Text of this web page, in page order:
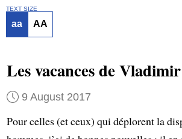
TEXT SIZE
aa AA
Les vacances de
9 August 2017
Pour celles (et ceux) qui déplorent la